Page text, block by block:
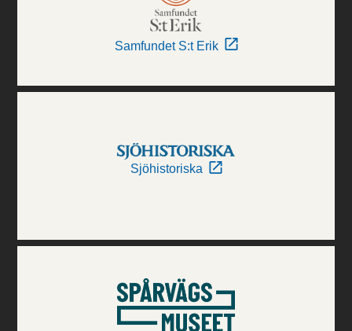
Samfundet S:t Erik
Sjöhistoriska